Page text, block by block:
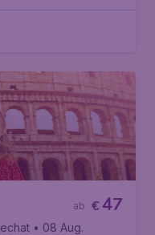
€47
ab
• 08 Aug.